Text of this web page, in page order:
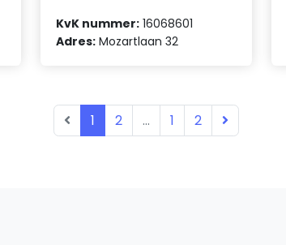
KvK nummer: 16068601
Adres: Mozartlaan 32
1 2 ... 1 2